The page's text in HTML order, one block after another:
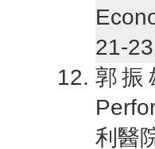
21-
郭振
利醫